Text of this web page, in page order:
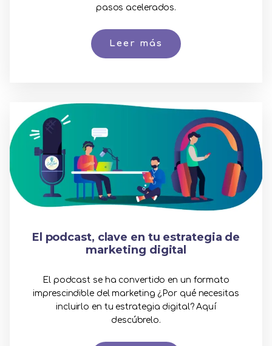
pasos acelerados.
Leer más
El podcast, clave en tu estrategia de
marketing digital
El podcast se ha convertido en un formato
imprescindible del marketing ¿Por qué necesitas
incluirlo en tu estrategia digital? Aquí
descúbrelo.